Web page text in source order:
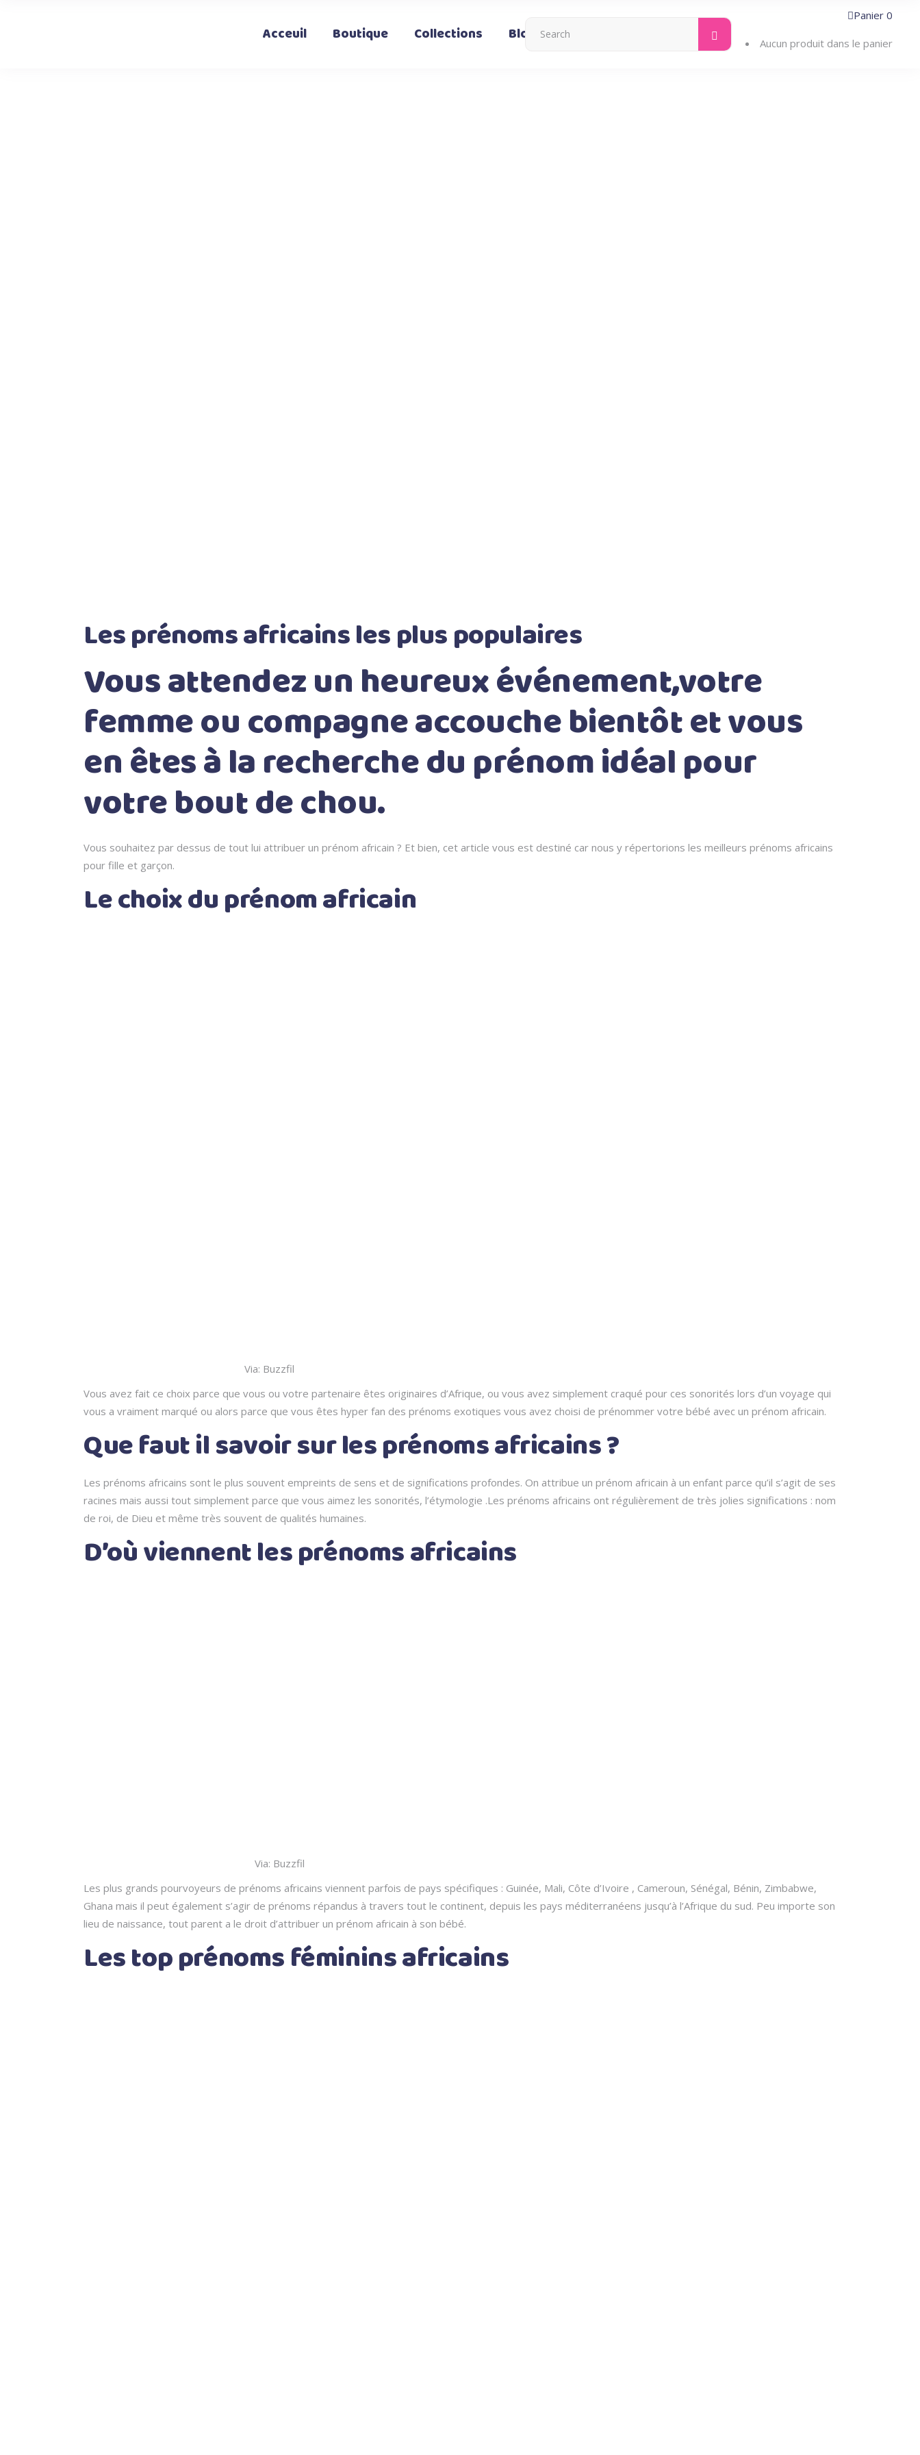
Acceuil Boutique Collections Blog Nous contacter
for:
Panier 0
Aucun produit dans le panier
Les prénoms africains les plus populaires
Vous attendez un heureux événement,votre
femme ou compagne accouche bientôt et vous
en êtes à la recherche du prénom idéal pour
votre bout de chou.
Vous souhaitez par dessus de tout lui attribuer un prénom africain ? Et bien, cet article vous est destiné car nous y répertorions les meilleurs prénoms africains
pour fille et garçon.
Le choix du prénom africain
Via: Buzzfil
Vous avez fait ce choix parce que vous ou votre partenaire êtes originaires d’Afrique, ou vous avez simplement craqué pour ces sonorités lors d’un voyage qui
vous a vraiment marqué ou alors parce que vous êtes hyper fan des prénoms exotiques vous avez choisi de prénommer votre bébé avec un prénom africain.
Que faut il savoir sur les prénoms africains ?
Les prénoms africains sont le plus souvent empreints de sens et de significations profondes. On attribue un prénom africain à un enfant parce qu’il s’agit de ses
racines mais aussi tout simplement parce que vous aimez les sonorités, l’étymologie .Les prénoms africains ont régulièrement de très jolies significations : nom
de roi, de Dieu et même très souvent de qualités humaines.
D’où viennent les prénoms africains
Via: Buzzfil
Les plus grands pourvoyeurs de prénoms africains viennent parfois de pays spécifiques : Guinée, Mali, Côte d’Ivoire , Cameroun, Sénégal, Bénin, Zimbabwe,
Ghana mais il peut également s’agir de prénoms répandus à travers tout le continent, depuis les pays méditerranéens jusqu’à l’Afrique du sud. Peu importe son
lieu de naissance, tout parent a le droit d’attribuer un prénom africain à son bébé.
Les top prénoms féminins africains